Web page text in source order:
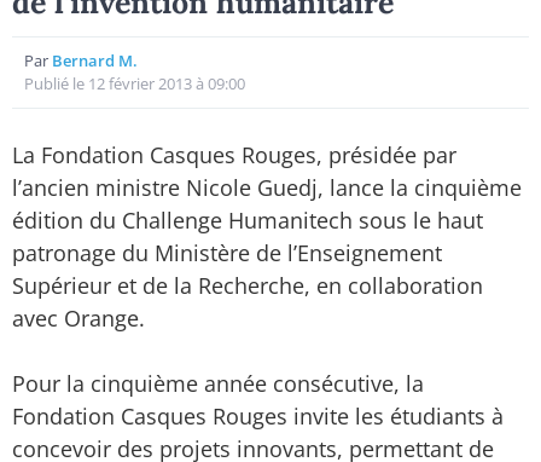
Par Bernard M.
Publié le 12 février 2013 à 09:00
La Fondation Casques Rouges, présidée par
l’ancien ministre Nicole Guedj, lance la cinquième
édition du Challenge Humanitech sous le haut
patronage du Ministère de l’Enseignement
Supérieur et de la Recherche, en collaboration
avec Orange.
Pour la cinquième année consécutive, la
Fondation Casques Rouges invite les étudiants à
concevoir des projets innovants, permettant de